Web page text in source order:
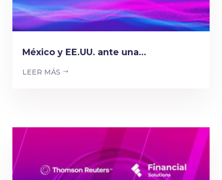
México y EE.UU. ante una...
LEER MÁS